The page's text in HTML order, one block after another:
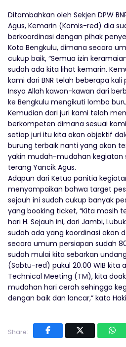
Ditambahkan oleh Sekjen DPW
Agus, Kemarin (Kamis-red) dia
berkoordinasi dengan pihak
Kota Bengkulu, dimana secara
cukup baik, “Semua izin
sudah ada kita lihat kemarin.
kami dari BNR telah beberapa
Insya Allah kawan-kawan dari
ke Bengkulu mengikuti lomba
Kemudian dari juri kami telah
berkompeten dimana sesuai
setiap juri itu kita akan objektif
burung terbaik nanti yang akan
yakin mudah-mudahan kegiatan
terang Yancik Agus.
Adapun dari Ketua panitia
menyampaikan bahwa target
sejauh ini sudah cukup banyak
yang booking ticket, “Kita masih
hari H. Sejauh ini, dari Jambi,
sudah ada yang koordinasi akan
secara umum persiapan sudah
sudah mulai kita sebarkan
(Sabtu-red) pukul 20.00 WIB kita
Technical Meeting (TM), kita
mudahan hari cerah sehingga
dengan baik dan lancar,” kata
Share: